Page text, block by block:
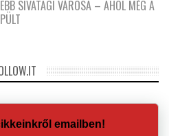
SIVATAGI VÁROSA – AHOL MÉG A
emailben!